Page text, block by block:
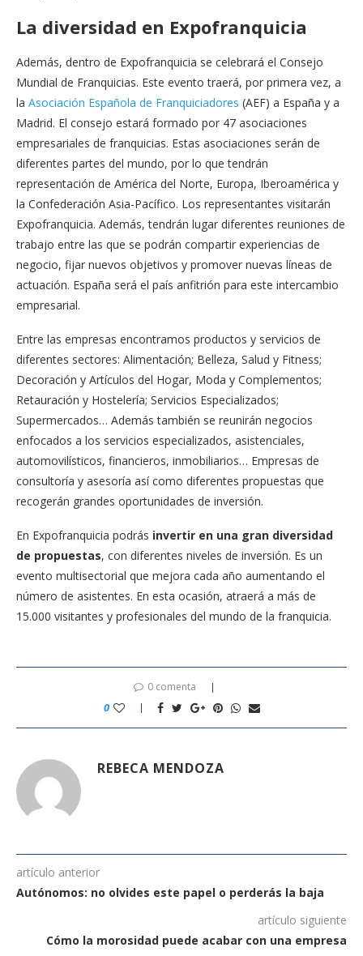
La diversidad en Expofranquicia
Además, dentro de Expofranquicia se celebrará el Consejo
Mundial de Franquicias. Este evento traerá, por primera vez, a
la Asociación Española de Franquiciadores (AEF) a España y a
Madrid. El consejo estará formado por 47 asociaciones
empresariales de franquicias. Estas asociaciones serán de
diferentes partes del mundo, por lo que tendrán
representación de América del Norte, Europa, Iberoamérica y
la Confederación Asia-Pacífico. Los representantes visitarán
Expofranquicia. Además, tendrán lugar diferentes reuniones de
trabajo entre las que se podrán compartir experiencias de
negocio, fijar nuevos objetivos y promover nuevas líneas de
actuación. España será el país anfitrión para este intercambio
empresarial.
Entre las empresas encontramos productos y servicios de
diferentes sectores: Alimentación; Belleza, Salud y Fitness;
Decoración y Artículos del Hogar, Moda y Complementos;
Retauración y Hostelería; Servicios Especializados;
Supermercados… Además también se reunirán negocios
enfocados a los servicios especializados, asistenciales,
automovilísticos, financieros, inmobiliarios… Empresas de
consultoría y asesoría así como diferentes propuestas que
recogerán grandes oportunidades de inversión.
En Expofranquicia podrás invertir en una gran diversidad
de propuestas, con diferentes niveles de inversión. Es un
evento multisectorial que mejora cada año aumentando el
número de asistentes. En esta ocasión, atraerá a más de
15.000 visitantes y profesionales del mundo de la franquicia.
0 comenta
0
REBECA MENDOZA
artículo anterior
Autónomos: no olvides este papel o perderás la baja
artículo siguiente
Cómo la morosidad puede acabar con una empresa